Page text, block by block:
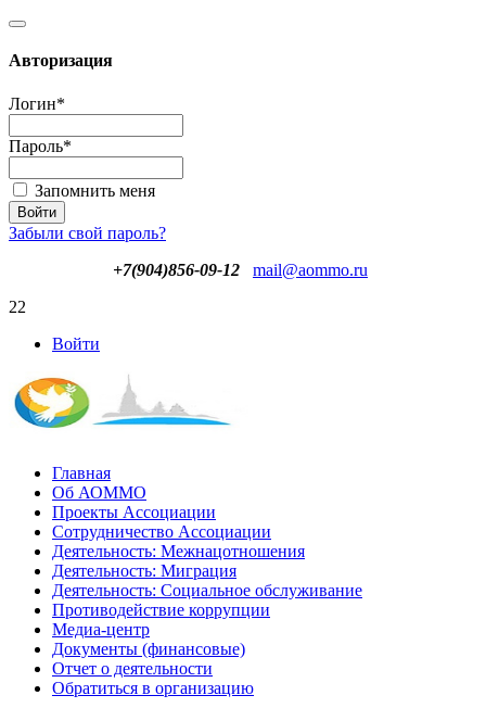
Авторизация
Логин*
Пароль*
Запомнить меня
Забыли свой пароль?
+7(904)856-09-12
mail@aommo.ru
22
Войти
Главная
Об АОММО
Проекты Ассоциации
Сотрудничество Ассоциации
Деятельность: Межнацотношения
Деятельность: Миграция
Деятельность: Социальное обслуживание
Противодействие коррупции
Медиа-центр
Документы (финансовые)
Отчет о деятельности
Обратиться в организацию